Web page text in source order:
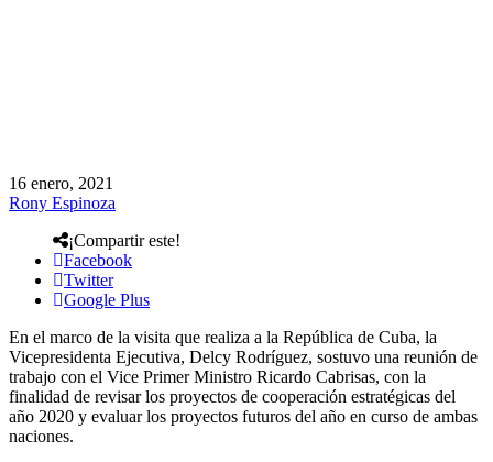
16 enero, 2021
Rony Espinoza
¡Compartir este!
Facebook
Twitter
Google Plus
En el marco de la visita que realiza a la República de Cuba, la
Vicepresidenta Ejecutiva, Delcy Rodríguez, sostuvo una reunión de
trabajo con el Vice Primer Ministro Ricardo Cabrisas, con la
finalidad de revisar los proyectos de cooperación estratégicas del
año 2020 y evaluar los proyectos futuros del año en curso de ambas
naciones.